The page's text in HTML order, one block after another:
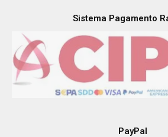
Sistema Pagamento
PayPal